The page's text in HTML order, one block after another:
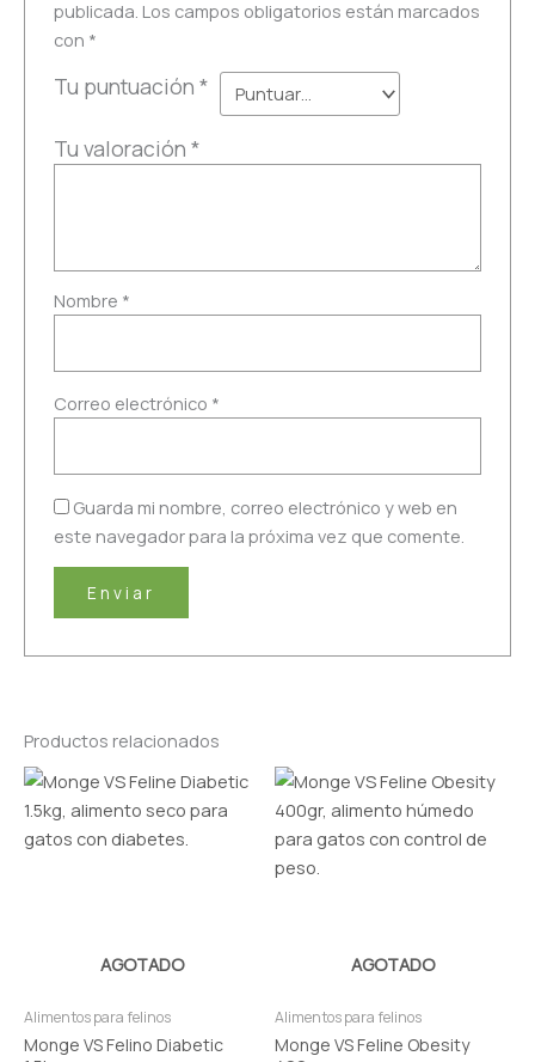
publicada. Los campos obligatorios están marcados
con *
Tu puntuación*
Tu valoración*
Nombre *
Correo electrónico *
Guarda mi nombre, correo electrónico y web en
este navegador para la próxima vez que comente.
Productos relacionados
AGOTADO
Alimentos para felinos
Monge VS Felino Diabetic
AGOTADO
Alimentos para felinos
Monge VS Feline Obesity